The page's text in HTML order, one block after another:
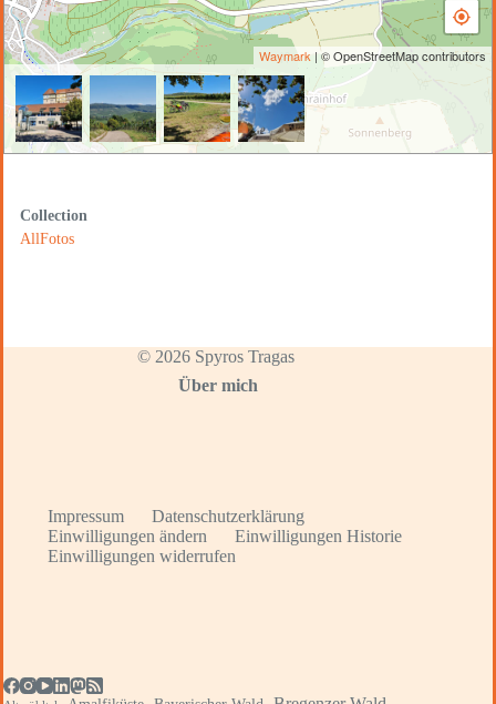
Waymark | © OpenStreetMap contributors
Collection
AllFotos
© 2026 Spyros Tragas
Über mich
Impressum
Datenschutzerklärung
Einwilligungen ändern
Einwilligungen Historie
Einwilligungen widerrufen